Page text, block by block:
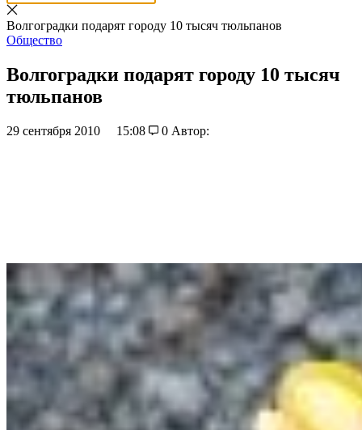
Волгоградки подарят городу 10 тысяч тюльпанов
Общество
Волгоградки подарят городу 10 тысяч
тюльпанов
29 сентября 2010 15:08 0 Автор: